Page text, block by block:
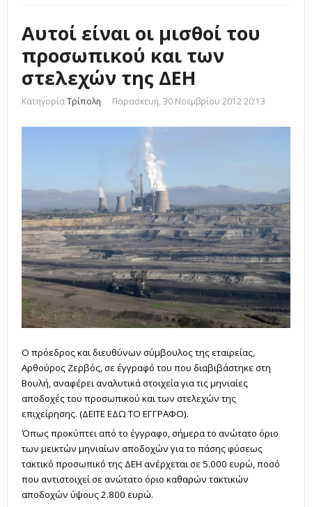
Αυτοί είναι οι μισθοί του
προσωπικού και των
στελεχών της ΔΕΗ
ΚατηγορίαΤρίπολη Παρασκευή, 30 Νοεμβρίου 2012 20:13
Ο πρόεδρος και διευθύνων σύμβουλος της εταιρείας,
Αρθούρος Ζερβός, σε έγγραφό του που διαβιβάστηκε στη
Βουλή, αναφέρει αναλυτικά στοιχεία για τις μηνιαίες
αποδοχές του προσωπικού και των στελεχών της
επιχείρησης. (ΔΕΙΤΕ ΕΔΩ ΤΟ ΕΓΓΡΑΦΟ).
Όπως προκύπτει από το έγγραφο, σήμερα το ανώτατο όριο
των μεικτών μηνιαίων αποδοχών για το πάσης φύσεως
τακτικό προσωπικό της ΔΕΗ ανέρχεται σε 5.000 ευρώ, ποσό
που αντιστοιχεί σε ανώτατο όριο καθαρών τακτικών
αποδοχών ύψους 2.800 ευρώ.